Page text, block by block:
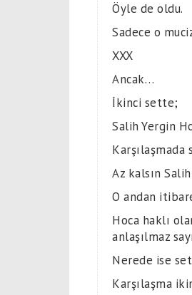
Öyle de oldu.
Sadece o
XXX
Ancak…
İkinci sette;
Salih Yergin
Karşılaşmada
Az kalsın
O andan
Hoca haklı
anlaşılmaz
Nerede ise
Karşılaşma